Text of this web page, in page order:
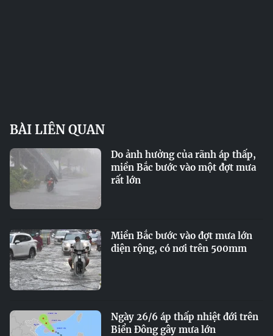
BÀI LIÊN QUAN
Do ảnh hưởng của rãnh áp thấp,
miền Bắc bước vào một đợt mưa
rất lớn
Miền Bắc bước vào đợt mưa lớn
diện rộng, có nơi trên 500mm
Ngày 26/6 áp thấp nhiệt đới trên
Biển Đông gây mưa lớn